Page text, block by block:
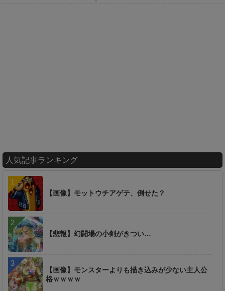
人気記事ランキング
【画像】モットウチアゲテ、倒せた？
【悲報】幻闘場の小剣がきつい…
【画像】モンスターよりも描き込みが少ない主人公
格ｗｗｗｗ